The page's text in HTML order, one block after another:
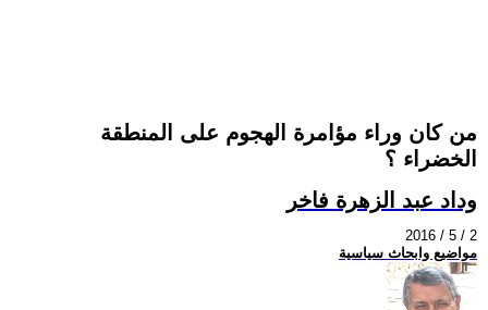
من كان وراء مؤامرة الهجوم على المنطقة
الخضراء ؟
وداد عبد الزهرة فاخر
2016 / 5 / 2
مواضيع وابحاث سياسية